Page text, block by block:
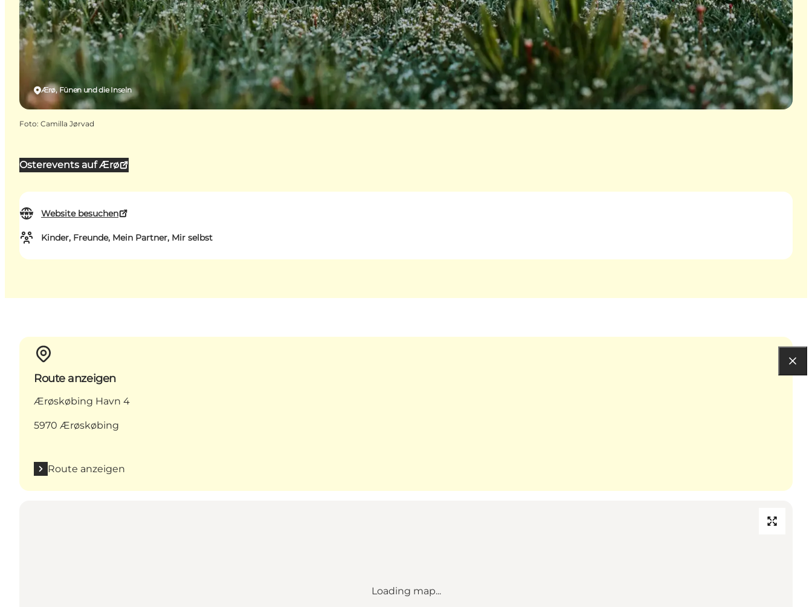
Osterevents auf Ærø
Website besuchen
Kinder, Freunde, Mein Partner, Mir selbst
Ærø, Fünen und die Inseln
Foto: Camilla Jørvad
Route anzeigen
Ærøskøbing Havn 4
5970 Ærøskøbing
Route anzeigen
Loading map...